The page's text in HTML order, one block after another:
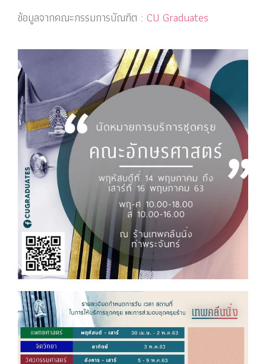
ข้อมูลจากคณะกรรมการบัณฑิต : CU Graduates